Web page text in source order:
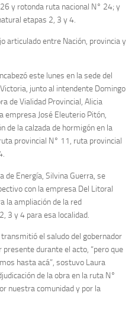
y rotonda ruta nacional N° 24; y
etapas 2, 3 y 4.
articulado entre Nación, provincia y
este lunes en la sede del
junto al intendente Domingo
de Vialidad Provincial, Alicia
empresa José Eleuterio Pitón,
de la calzada de hormigón en la
provincial N° 11, ruta provincial
Energía, Silvina Guerra, se
con la empresa Del Litoral
la ampliación de la red
3 y 4 para esa localidad.
el saludo del gobernador
durante el acto, “pero que
hasta acá”, sostuvo Laura
de la obra en la ruta N°
nuestra comunidad y por la